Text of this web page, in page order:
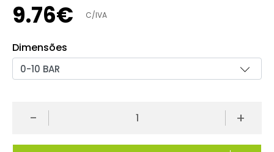
9.76€ C/IVA
Dimensões
- +